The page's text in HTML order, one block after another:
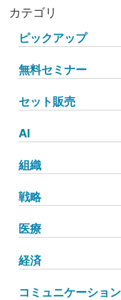
カテゴリ
ピックアップ
無料セミナー
セット販売
AI
組織
戦略
医療
経済
コミュニケーション